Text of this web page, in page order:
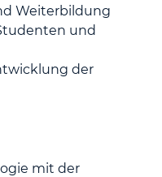
Weiterbildung
und
der
mit der